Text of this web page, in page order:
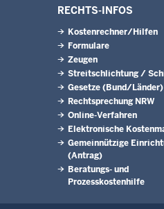
RECHTS-INFOS
Kostenrechner/Hilfen
Formulare
Zeugen
Streitschlichtung /
Gesetze (Bund/Länder)
Rechtsprechung NRW
Online-Verfahren
Elektronische
Gemeinnützige
(Antrag)
Beratungs- und
Prozesskostenhilfe